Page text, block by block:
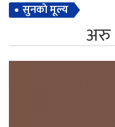
सुनकाे मूल्य
अरु